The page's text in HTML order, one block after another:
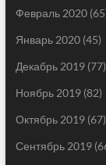
Февраль 2020
Январь 2020(45)
Декабрь 2019(77)
Ноябрь 2019(82)
Октябрь 2019(67)
Сентябрь 2019